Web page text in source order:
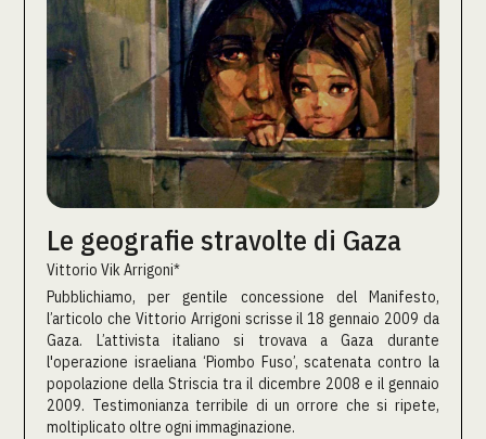
Le geografie stravolte di Gaza
Vittorio Vik Arrigoni*
Pubblichiamo, per gentile concessione del Manifesto,
l’articolo che Vittorio Arrigoni scrisse il 18 gennaio 2009 da
Gaza. L’attivista italiano si trovava a Gaza durante
l'operazione israeliana ‘Piombo Fuso’, scatenata contro la
popolazione della Striscia tra il dicembre 2008 e il gennaio
2009. Testimonianza terribile di un orrore che si ripete,
moltiplicato oltre ogni immaginazione.